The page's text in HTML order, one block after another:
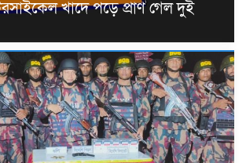
খাদে পড়ে প্রাণ গেল দুই